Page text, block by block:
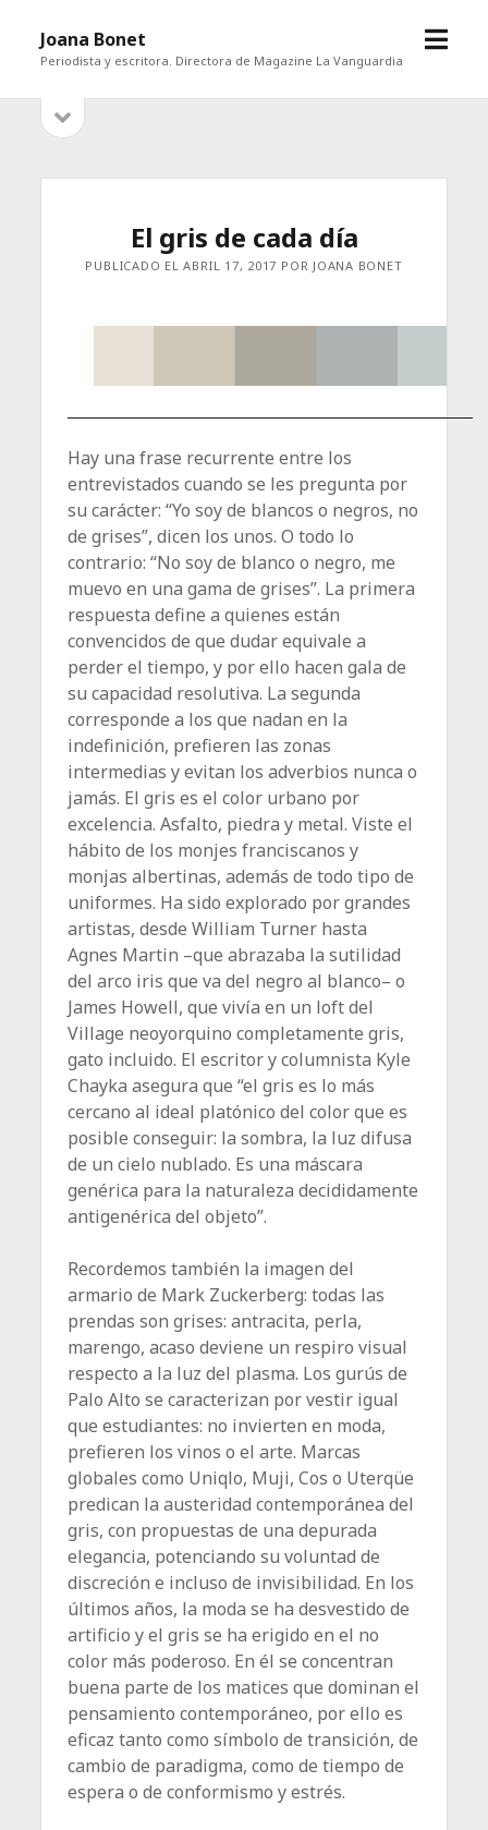
Joana Bonet
Periodista y escritora. Directora de Magazine La Vanguardia
abrir
Barrabarra
El gris de cada día
PUBLICADO EL ABRIL 17, 2017 POR JOANA BONET
Hay una frase recurrente entre los
entrevistados cuando se les pregunta por
su carácter: “Yo soy de blancos o negros, no
de grises”, dicen los unos. O todo lo
contrario: “No soy de blanco o negro, me
muevo en una gama de grises”. La primera
respuesta define a quienes están
convencidos de que dudar equivale a
perder el tiempo, y por ello hacen gala de
su capacidad resolutiva. La segunda
corresponde a los que nadan en la
indefinición, prefieren las zonas
intermedias y evitan los adverbios nunca o
jamás. El gris es el color urbano por
excelencia. Asfalto, piedra y metal. Viste el
hábito de los monjes franciscanos y
monjas albertinas, además de todo tipo de
uniformes. Ha sido explorado por grandes
artistas, desde William Turner hasta
Agnes Martin –que abrazaba la sutilidad
del arco iris que va del negro al blanco– o
James Howell, que vivía en un loft del
Village neoyorquino completamente gris,
gato incluido. El escritor y columnista Kyle
Chayka asegura que “el gris es lo más
cercano al ideal platónico del color que es
posible conseguir: la sombra, la luz difusa
de un cielo nublado. Es una máscara
genérica para la naturaleza decididamente
antigenérica del objeto”.
Recordemos también la imagen del
armario de Mark Zuckerberg: todas las
prendas son grises: antracita, perla,
marengo, acaso deviene un respiro visual
respecto a la luz del plasma. Los gurús de
Palo Alto se caracterizan por vestir igual
que estudiantes: no invierten en moda,
prefieren los vinos o el arte. Marcas
globales como Uniqlo, Muji, Cos o Uterqüe
predican la austeridad contemporánea del
gris, con propuestas de una depurada
elegancia, potenciando su voluntad de
discreción e incluso de invisibilidad. En los
últimos años, la moda se ha desvestido de
artificio y el gris se ha erigido en el no
color más ­poderoso. En él se concentran
buena parte de los matices que dominan el
pensamiento contemporáneo, por ello es
eficaz tanto como símbolo de transición, de
cambio de paradigma, como de tiempo de
espera o de conformismo y estrés.